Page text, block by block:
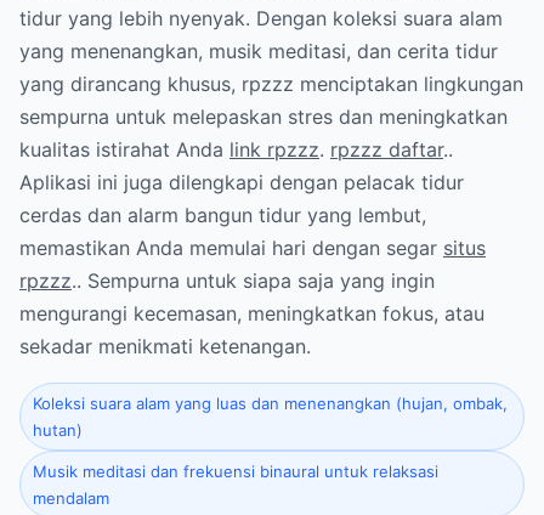
tidur yang lebih nyenyak. Dengan koleksi suara alam
yang menenangkan, musik meditasi, dan cerita tidur
yang dirancang khusus, rpzzz menciptakan lingkungan
sempurna untuk melepaskan stres dan meningkatkan
kualitas istirahat Anda link rpzzz. rpzzz daftar..
Aplikasi ini juga dilengkapi dengan pelacak tidur
cerdas dan alarm bangun tidur yang lembut,
memastikan Anda memulai hari dengan segar situs
rpzzz.. Sempurna untuk siapa saja yang ingin
mengurangi kecemasan, meningkatkan fokus, atau
sekadar menikmati ketenangan.
Koleksi suara alam yang luas dan menenangkan (hujan, ombak,
hutan)
Musik meditasi dan frekuensi binaural untuk relaksasi
mendalam